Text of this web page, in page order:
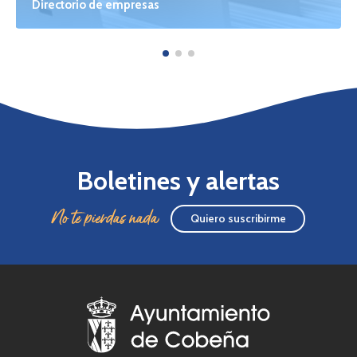
Directorio de empresas
Boletines y alertas
No te pierdas nada Quiero suscribirme